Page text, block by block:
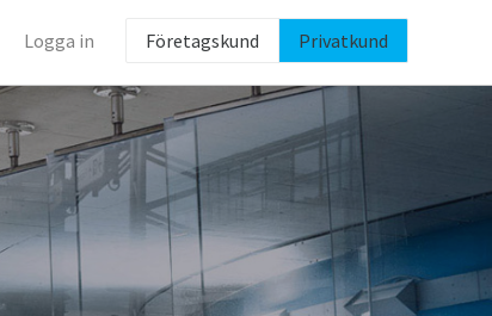
Logga in Företagskund Privatkund